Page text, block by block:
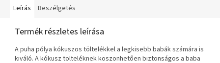
Leírás Beszélgetés
Termék részletes leírása
A puha pólya kókuszos töltelékkel a legkisebb babák számára is
kiváló. A kókusz tölteléknek köszönhetően biztonságos a baba